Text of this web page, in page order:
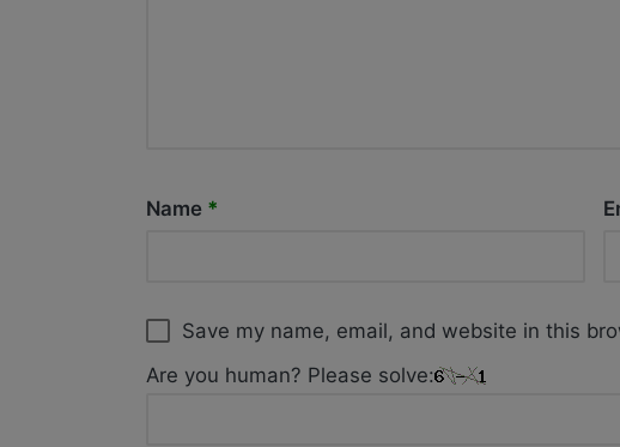
Name *
Save my name, email, and website in this
Are you human? Please solve: